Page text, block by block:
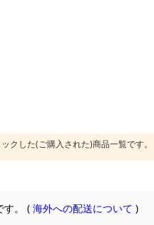
クした(ご購入された)商品一覧です。
す。 (海外への配送について )